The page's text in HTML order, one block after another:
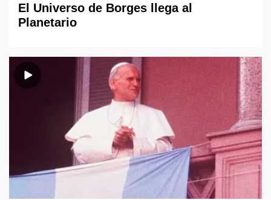
El Universo de Borges llega al
Planetario